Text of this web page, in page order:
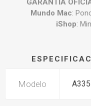
GARANTÍA
Mundo Mac:
iShop:
Modelo